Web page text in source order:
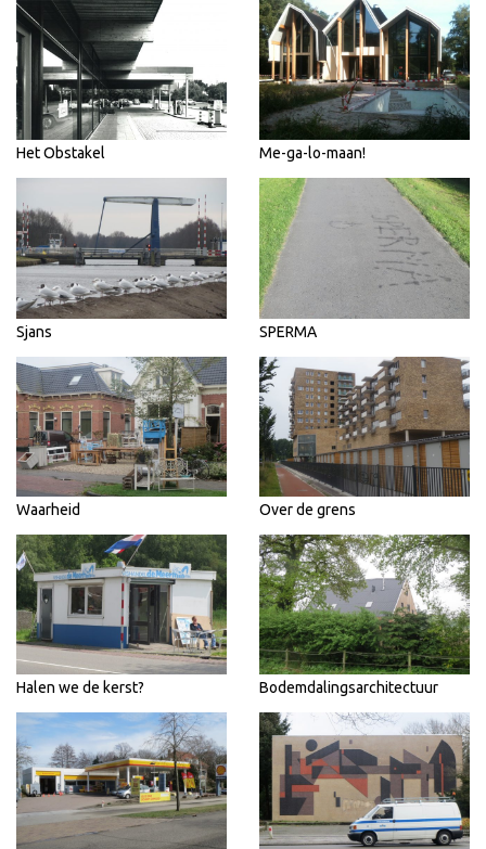
Het Obstakel Me-ga-lo-maan!
Sjans SPERMA
Waarheid Over de grens
Halen we de kerst? Bodemdalingsarchitectuur